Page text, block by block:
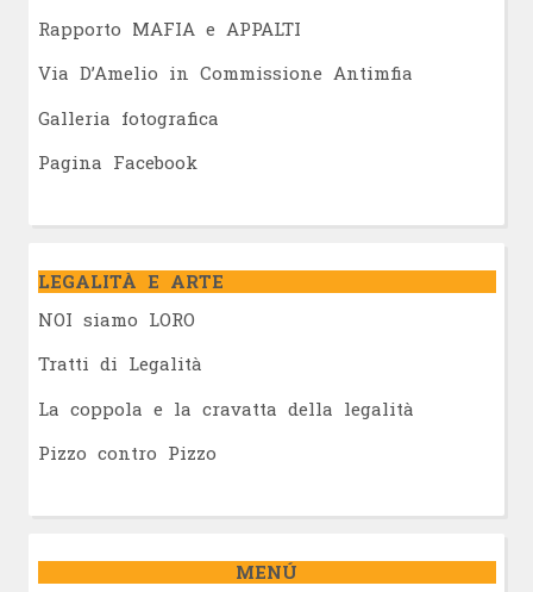
Rapporto MAFIA e APPALTI
Via D’Amelio in Commissione Antimfia
Galleria fotografica
Pagina Facebook
LEGALITÀ E ARTE
NOI siamo LORO
Tratti di Legalità
La coppola e la cravatta della legalità
Pizzo contro Pizzo
MENÚ